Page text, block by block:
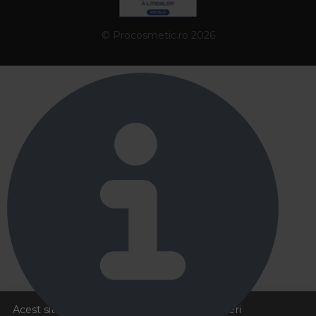
Identifica mai intai problema principala: par uscat,
deshidratat, deteriorat, electrizat, lipsit de volum
formata din sampon, balsam sau masca si un
tratament complementar, adaptate aceleiasi nevoi.
In categoria Nevoile parului poti filtra produsele in
functie de problema pe care vrei sa o corectezi.
2. Ce produse sunt recomandate
pentru par uscat si deshidratat?
Pentru par uscat sau deshidratat sunt potrivite
sampoanele hidratante, mastile nutritive,
imbunatatirea elasticitatii si la reducerea aspectului
aspru, tern sau greu de coafat.
Acest site foloseste cookies pentru a va oferi
© Procosmetic.ro 2026